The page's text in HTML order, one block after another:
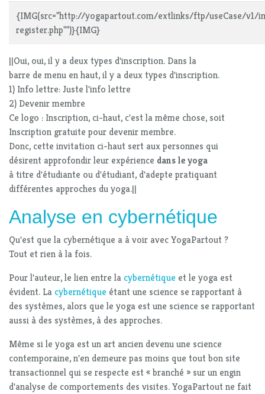
{IMG(src="http://yogapartout.com/extlinks/ftp/useCase/v1/
register.php"")}{IMG}
||Oui, oui, il y a deux types d'inscription. Dans la
barre de menu en haut, il y a deux types d'inscription.
1) Info lettre: Juste l'info lettre
2) Devenir membre
Ce logo : Inscription, ci-haut, c'est la même chose, soit
Inscription gratuite pour devenir membre.
Donc, cette invitation ci-haut sert aux personnes qui
désirent approfondir leur expérience dans le yoga
à titre d'étudiante ou d'étudiant, d'adepte pratiquant
différentes approches du yoga.||
Analyse en cybernétique
Qu'est que la cybernétique a à voir avec YogaPartout ?
Tout et rien à la fois.
Pour l'auteur, le lien entre la cybernétique et le yoga est
évident. La cybernétique étant une science se rapportant à
des systèmes, alors que le yoga est une science se rapportant
aussi à des systèmes, à des approches.
Même si le yoga est un art ancien devenu une science
contemporaine, n'en demeure pas moins que tout bon site
transactionnel qui se respecte est « branché » sur un engin
d'analyse de comportements des visites. YogaPartout ne fait